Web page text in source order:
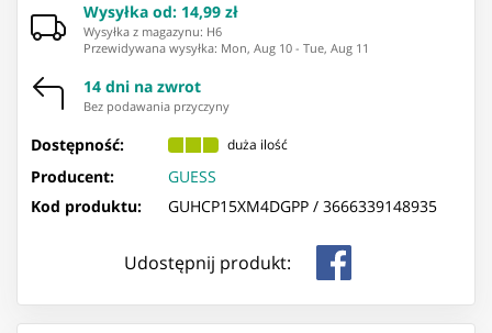
Wysyłka od: 14,99 zł
Wysyłka z magazynu: ⁨H6⁩
Przewidywana wysyłka: Mon, Aug 10 - Tue, Aug 11
14 dni na zwrot
Bez podawania przyczyny
Dostępność: duża ilość
Producent:
GUESS
Kod produktu:
GUHCP15XM4DGPP / 3666339148935
Udostępnij produkt: